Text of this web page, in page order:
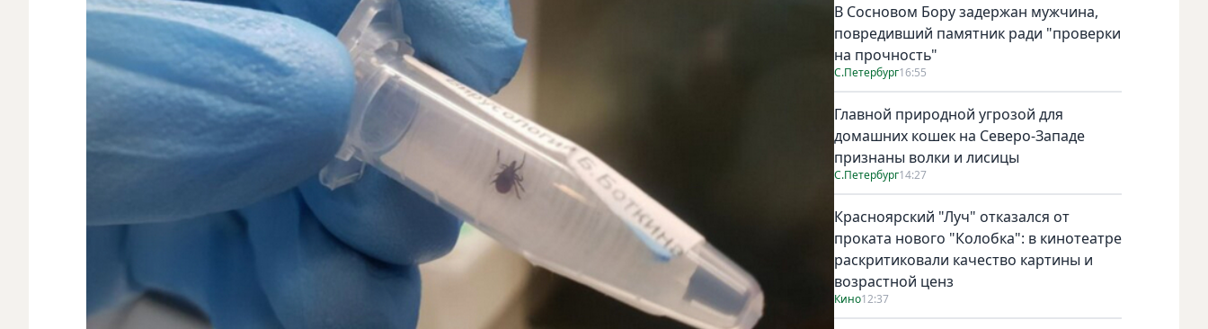
В Сосновом Бору задержан мужчина,
повредивший памятник ради "проверки
на прочность"
С.Петербург16:55
Главной природной угрозой для
домашних кошек на Северо-Западе
признаны волки и лисицы
С.Петербург14:27
Красноярский "Луч" отказался от
проката нового "Колобка": в кинотеатре
раскритиковали качество картины и
возрастной ценз
Кино12:37